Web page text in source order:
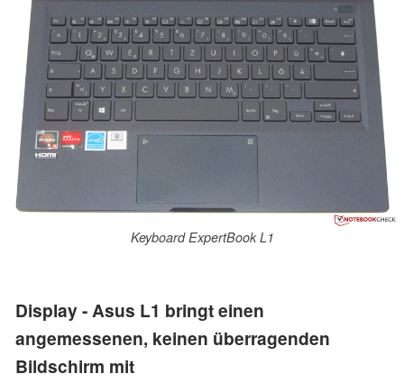
Keyboard ExpertBook L1
Display - Asus L1 bringt einen
angemessenen, keinen überragenden
Bildschirm mit